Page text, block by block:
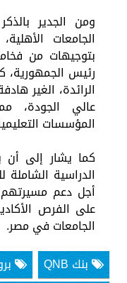
ومن الجدير
بتوجيهات من
رئيس الجمهورية،
الرائدة، الغير
عالي الجودة،
المؤسسات
الدراسية الشاملة
أجل دعم مسيرتهم
على الفرص
الجامعات في مصر.
بنك QNB